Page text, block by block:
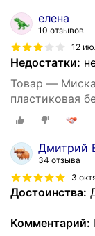
елена
10 отзывов
12
Недостатки:
Товар —
пластиковая
250 мл)
Дмитрий
34 отзыва
3
Достоинства:
Комментарий: